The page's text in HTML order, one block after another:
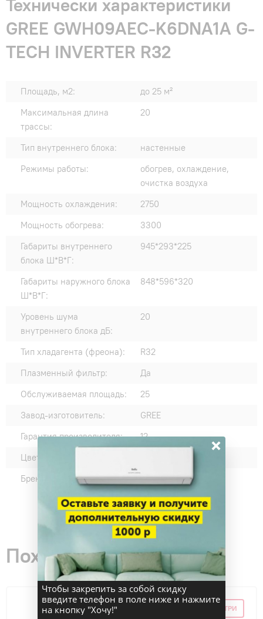
Технически характеристики
GREE GWH09AEC-K6DNA1A G-
TECH INVERTER R32
Площадь, м2:
до 25 м²
Максимальная длина
трассы:
20
Тип внутреннего блока:
настенные
Режимы работы:
обогрев, охлаждение,
очистка воздуха
Мощность охлаждения:
2750
Мощность обогрева:
3300
Габариты внутреннего
блока Ш*В*Г:
945*293*225
Габариты наружного блока
Ш*В*Г:
848*596*320
Уровень шума
внутреннего блока дБ:
20
Тип хладагента (фреона):
R32
Плазменный фильтр:
Да
Обслуживаемая площадь:
25
Завод-изготовитель:
GREE
Гарантия производителя:
12
Цвет внутреннего блока:
Бренд:
5880
Похожие товары
СКИДКА ПО ПРОМОКОДУ ВНУТРИ
×
Чтобы закрепить за собой скидку
введите телефон в поле ниже и нажмите
на кнопку "Хочу!"